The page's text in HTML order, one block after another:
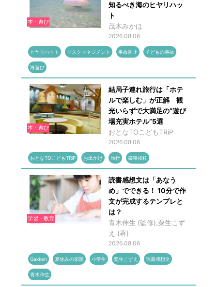
本・遊び
知るべき海のヒヤリハッ
ト
茂木みかほ
2026.08.06
ヒヤリハット リスクマネジメント 事故防止 子どもの事故
海遊び
本・遊び
結局子連れ旅行は「ホテ
ルで楽しむ」が正解 観
光いらずで大満足の“遊び
場充実ホテル”5選
おとなTOこどもTRiP
2026.08.06
おとなTOこどもTRiP お出かけ 旅行 書籍抜粋
学習・教育
読書感想文は「あなう
め」でできる！ 10分で作
文が完成するテンプレと
は？
青木伸生 (監修),粟生こず
え (著)
2026.08.06
Gakken 夏休みの宿題 小学生 粟生こずえ 読書感想文
青木伸生